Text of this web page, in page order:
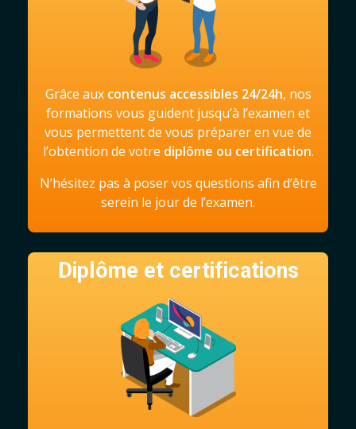
Grâce aux contenus accessibles 24/24h, nos
formations vous guident jusqu’à l’examen et
vous permettent de vous préparer en vue de
l’obtention de votre diplôme ou certification.
N’hésitez pas à poser vos questions afin d’être
serein le jour de l’examen.
Diplôme et certifications